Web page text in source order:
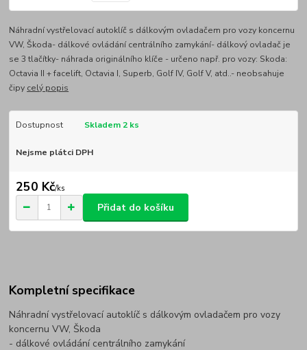
Náhradní vystřelovací autoklíč s dálkovým ovladačem pro vozy koncernu
VW, Škoda- dálkové ovládání centrálního zamykání- dálkový ovladač je
se 3 tlačítky- náhrada originálního klíče - určeno např. pro vozy: Skoda:
Octavia II + facelift, Octavia I, Superb, Golf IV, Golf V, atd..- neobsahuje
čipy celý popis
Dostupnost Skladem 2 ks
Nejsme plátci DPH
250 Kč/ks
Přidat do košíku
Kompletní specifikace
Náhradní vystřelovací autoklíč s dálkovým ovladačem pro vozy
koncernu VW, Škoda
- dálkové ovládání centrálního zamykání